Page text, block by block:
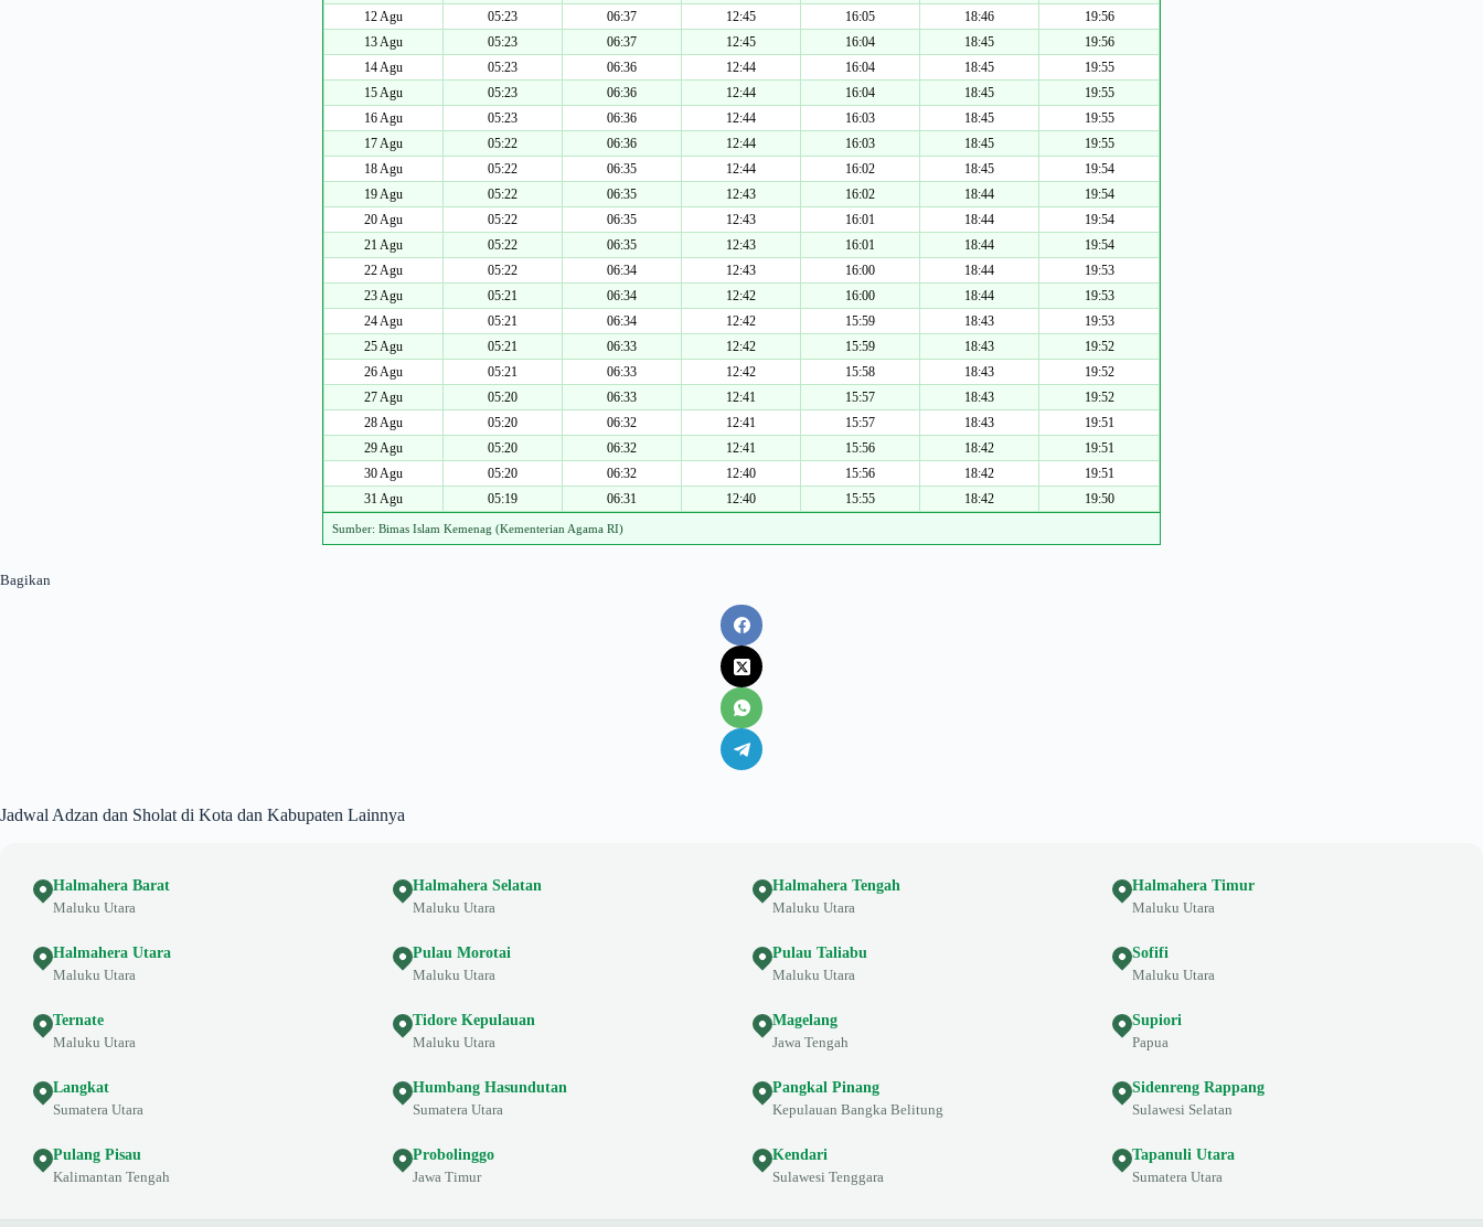
12 Agu
05:23 06:37 12:45 16:05 18:46
19:56
13 Agu
05:23 06:37 12:45 16:04 18:45
19:56
14 Agu
05:23 06:36 12:44 16:04 18:45
19:55
15 Agu
05:23 06:36 12:44 16:04 18:45
19:55
16 Agu
05:23 06:36 12:44 16:03 18:45
19:55
17 Agu
05:22 06:36 12:44 16:03 18:45
19:55
18 Agu
05:22 06:35 12:44 16:02 18:45
19:54
19 Agu
05:22 06:35 12:43 16:02 18:44
19:54
20 Agu
05:22 06:35 12:43 16:01 18:44
19:54
21 Agu
05:22 06:35 12:43 16:01 18:44
19:54
22 Agu
05:22 06:34 12:43 16:00 18:44
19:53
23 Agu
05:21 06:34 12:42 16:00 18:44
19:53
24 Agu
05:21 06:34 12:42 15:59 18:43
19:53
25 Agu
05:21 06:33 12:42 15:59 18:43
19:52
26 Agu
05:21 06:33 12:42 15:58 18:43
19:52
27 Agu
05:20 06:33 12:41 15:57 18:43
19:52
28 Agu
05:20 06:32 12:41 15:57 18:43
19:51
29 Agu
05:20 06:32 12:41 15:56 18:42
19:51
30 Agu
05:20 06:32 12:40 15:56 18:42
19:51
31 Agu
05:19 06:31 12:40 15:55 18:42 19:50
Sumber: Bimas Islam Kemenag (Kementerian Agama RI)
Bagikan
Jadwal Adzan dan Sholat di Kota dan Kabupaten Lainnya
Halmahera Barat
Maluku Utara
Halmahera Selatan
Maluku Utara
Halmahera Tengah
Maluku Utara
Halmahera Timur
Maluku Utara
Halmahera Utara
Maluku Utara
Pulau Morotai
Maluku Utara
Pulau Taliabu
Maluku Utara
Sofifi
Maluku Utara
Ternate
Maluku Utara
Tidore Kepulauan
Maluku Utara
Magelang
Jawa Tengah
Supiori
Papua
Langkat
Sumatera Utara
Humbang Hasundutan
Sumatera Utara
Pangkal Pinang
Kepulauan Bangka Belitung
Sidenreng Rappang
Sulawesi Selatan
Pulang Pisau
Kalimantan Tengah
Probolinggo
Jawa Timur
Kendari
Sulawesi Tenggara
Tapanuli Utara
Sumatera Utara